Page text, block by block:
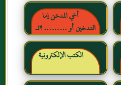
أخي المدخن إما
التدخين أو ……… ؟!ـ
حقائق وأرقام ناطقة ، لكن
لا يسمعها المدخنون حرره
خالد بن عبد الرحمن بن حمد
الشايع
الكتب الإلكترونية